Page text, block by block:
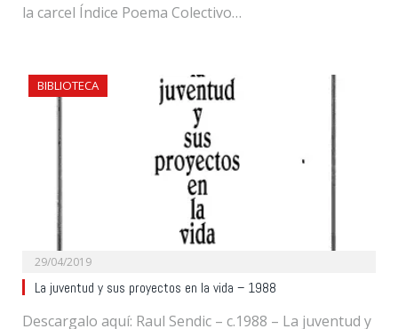
la carcel Índice Poema Colectivo…
BIBLIOTECA
29/04/2019
La juventud y sus proyectos en la vida – 1988
Descargalo aquí: Raul Sendic – c.1988 – La juventud y